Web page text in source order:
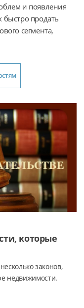
и появления
быстро продать
сегмента,
которые
законов,
недвижимости.